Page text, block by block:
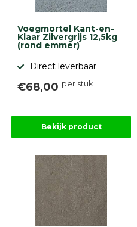
Voegmortel Kant-en-
Klaar Zilvergrijs 12,5kg
(rond emmer)
Direct leverbaar
€68,00 per stuk
Bekijk product